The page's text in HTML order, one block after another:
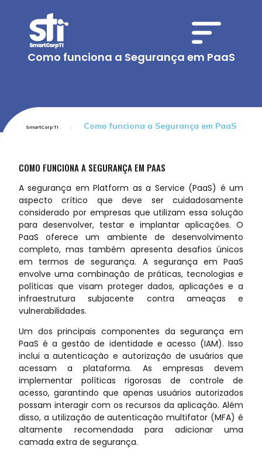
Como funciona a Segurança em PaaS
SmartCorp TI Como funciona a Segurança em PaaS
COMO FUNCIONA A SEGURANÇA EM PAAS
A segurança em Platform as a Service (PaaS) é um
aspecto crítico que deve ser cuidadosamente
considerado por empresas que utilizam essa solução
para desenvolver, testar e implantar aplicações. O
PaaS oferece um ambiente de desenvolvimento
completo, mas também apresenta desafios únicos
em termos de segurança. A segurança em PaaS
envolve uma combinação de práticas, tecnologias e
políticas que visam proteger dados, aplicações e a
infraestrutura subjacente contra ameaças e
vulnerabilidades.
Um dos principais componentes da segurança em
PaaS é a gestão de identidade e acesso (IAM). Isso
inclui a autenticação e autorização de usuários que
acessam a plataforma. As empresas devem
implementar políticas rigorosas de controle de
acesso, garantindo que apenas usuários autorizados
possam interagir com os recursos da aplicação. Além
disso, a utilização de autenticação multifator (MFA) é
altamente recomendada para adicionar uma
camada extra de segurança.